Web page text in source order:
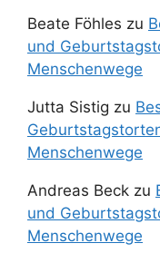
Beate Föhles zu
und
Menschenwege
Jutta Sistig zu
Menschenwege
Andreas Beck zu
und
Menschenwege